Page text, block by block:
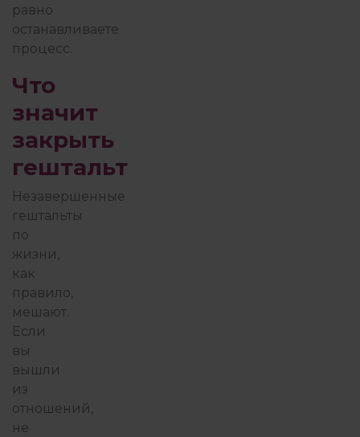
равно
останавливаете
процесс.
Что
значит
закрыть
гештальт
Незавершенные
гештальты
по
жизни,
как
правило,
мешают.
Если
вы
вышли
из
отношений,
не